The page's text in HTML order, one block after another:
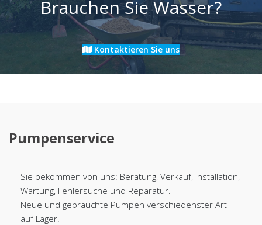
Brauchen Sie Wasser?
Kontaktieren Sie uns
Pumpenservice
Sie bekommen von uns: Beratung, Verkauf, Installation,
Wartung, Fehlersuche und Reparatur.
Neue und gebrauchte Pumpen verschiedenster Art
auf Lager.